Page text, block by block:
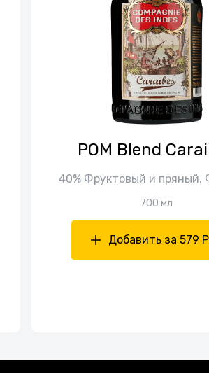
POM Blend
40% Фруктовый и пряный,
700 мл
Добавить за 579